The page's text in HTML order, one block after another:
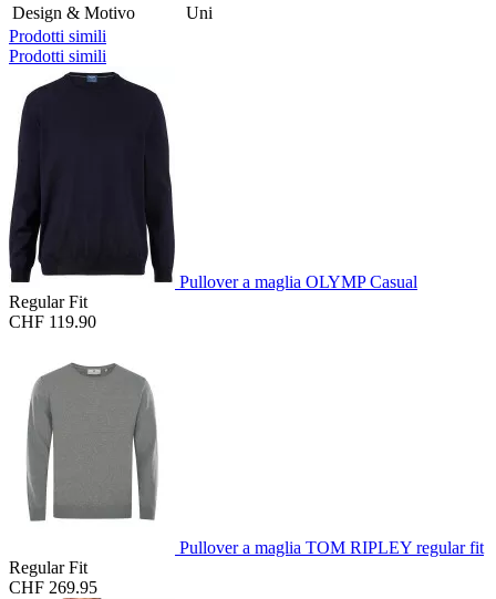
Design & Motivo
Uni
Prodotti simili
Prodotti simili
Pullover a maglia OLYMP Casual
Regular Fit
CHF 119.90
Pullover a maglia TOM RIPLEY regular fit
Regular Fit
CHF 269.95